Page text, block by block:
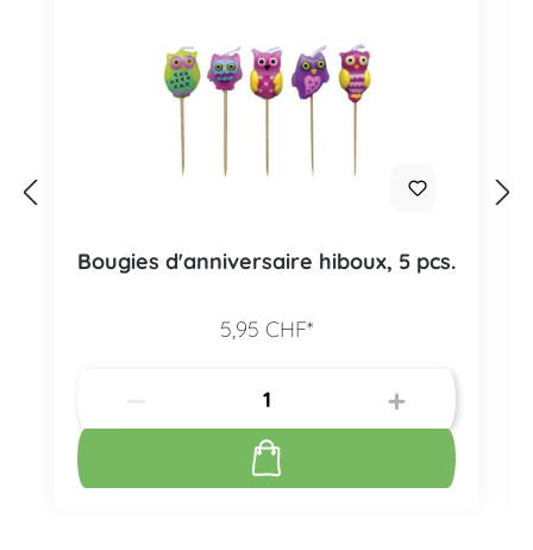
Bougies d'anniversaire hiboux, 5 pcs.
5,95 CHF*